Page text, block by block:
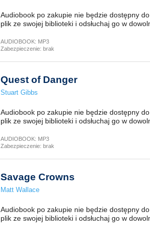
Audiobook po zakupie nie będzie dostępny
plik ze swojej biblioteki i odsłuchaj go w
AUDIOBOOK: MP3
Zabezpieczenie: brak
Quest of Danger
Stuart Gibbs
Audiobook po zakupie nie będzie dostępny
plik ze swojej biblioteki i odsłuchaj go w
AUDIOBOOK: MP3
Zabezpieczenie: brak
Savage Crowns
Matt Wallace
Audiobook po zakupie nie będzie dostępny
plik ze swojej biblioteki i odsłuchaj go w